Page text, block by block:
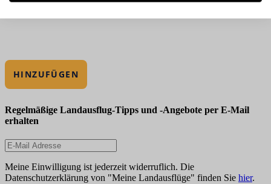
HINZUFÜGEN
Regelmäßige Landausflug-Tipps und -Angebote per E-Mail
erhalten
Meine Einwilligung ist jederzeit widerruflich. Die
Datenschutzerklärung von "Meine Landausflüge" finden Sie hier.